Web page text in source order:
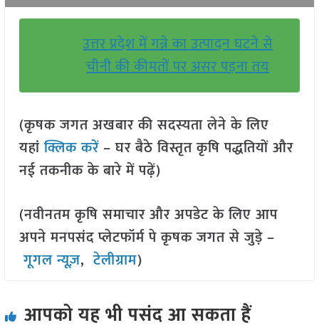
उत्तर प्रदेश में गन्ने का उत्पादन घटने से
चीनी की कीमतों पर असर पड़ना तय
(कृषक जगत अखबार की सदस्यता लेने के लिए
यहांक्लिक करें– घर बैठे विस्तृत कृषि पद्धतियों और
नई तकनीक के बारे में पढ़ें)
(नवीनतम कृषि समाचार और अपडेट के लिए आप
अपने मनपसंद प्लेटफॉर्म पे कृषक जगत से जुड़े –
गूगल न्यूज़,टेलीग्राम)
आपको यह भी पसंद आ सकता हैं